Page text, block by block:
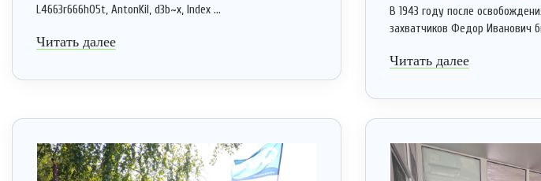
L4663r666h05t, AntonKil, d3b~x, Index ...
Читать далее
В 1943 году после
захватчиков Федор Иванович
Читать далее